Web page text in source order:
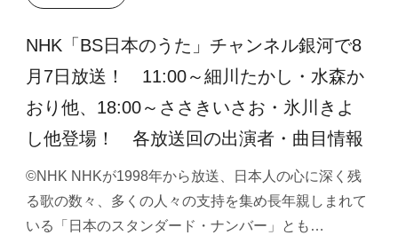
NHK「BS日本のうた」チャンネル銀河で8
月7日放送！ 11:00～細川たかし・水森か
おり他、18:00～ささきいさお・氷川きよ
し他登場！ 各放送回の出演者・曲目情報
©NHK NHKが1998年から放送、日本人の心に深く残
る歌の数々、多くの人々の支持を集め長年親しまれて
いる「日本のスタンダード・ナンバー」とも…